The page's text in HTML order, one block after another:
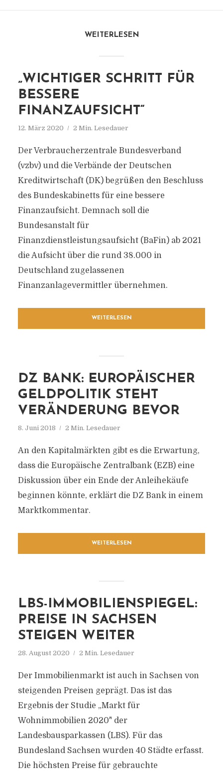
WEITERLESEN
„WICHTIGER SCHRITT FÜR
BESSERE
FINANZAUFSICHT“
12. März 2020 2 Min. Lesedauer
Der Verbraucherzentrale Bundesverband
(vzbv) und die Verbände der Deutschen
Kreditwirtschaft (DK) begrüßen den Beschluss
des Bundeskabinetts für eine bessere
Finanzaufsicht. Demnach soll die
Bundesanstalt für
Finanzdienstleistungsaufsicht (BaFin) ab 2021
die Aufsicht über die rund 38.000 in
Deutschland zugelassenen
Finanzanlagevermittler übernehmen.
WEITERLESEN
DZ BANK: EUROPÄISCHER
GELDPOLITIK STEHT
VERÄNDERUNG BEVOR
8. Juni 2018 2 Min. Lesedauer
An den Kapitalmärkten gibt es die Erwartung,
dass die Europäische Zentralbank (EZB) eine
Diskussion über ein Ende der Anleihekäufe
beginnen könnte, erklärt die DZ Bank in einem
Marktkommentar.
WEITERLESEN
LBS-IMMOBILIENSPIEGEL:
PREISE IN SACHSEN
STEIGEN WEITER
28. August 2020 2 Min. Lesedauer
Der Immobilienmarkt ist auch in Sachsen von
steigenden Preisen geprägt. Das ist das
Ergebnis der Studie „Markt für
Wohnimmobilien 2020" der
Landesbausparkassen (LBS). Für das
Bundesland Sachsen wurden 40 Städte erfasst.
Die höchsten Preise für gebrauchte